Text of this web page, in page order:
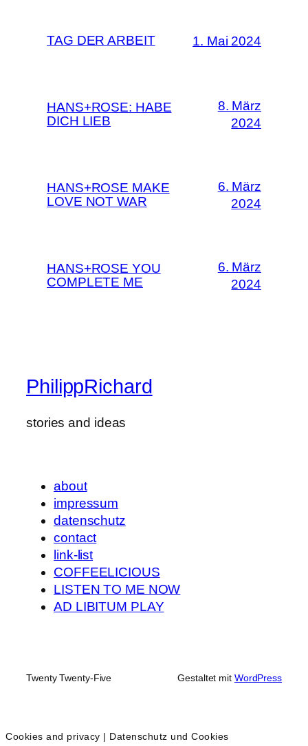
TAG DER ARBEIT 1. Mai 2024
HANS+ROSE: HABE
DICH LIEB
8. März
2024
HANS+ROSE MAKE
LOVE NOT WAR
6. März
2024
HANS+ROSE YOU
COMPLETE ME
6. März
2024
PhilippRichard
stories and ideas
about
impressum
datenschutz
contact
link-list
COFFEELICIOUS
LISTEN TO ME NOW
AD LIBITUM PLAY
Twenty Twenty-Five Gestaltet mit WordPress
Cookies and privacy | Datenschutz und Cookies